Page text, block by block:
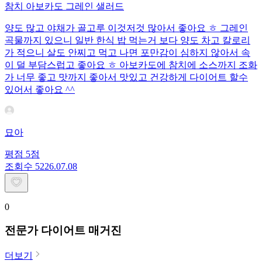
참치 아보카도 그레인 샐러드
양도 많고 야채가 골고루 이것저것 많아서 좋아요 ㅎ 그레인
곡물까지 있으니 일반 한식 밥 먹는거 보다 양도 차고 칼로리
가 적으니 살도 안찌고 먹고 나면 포만감이 심하지 않아서 속
이 덜 부담스럽고 좋아요 ㅎ 아보카도에 참치에 소스까지 조화
가 너무 좋고 맛까지 좋아서 맛있고 건강하게 다이어트 할수
있어서 좋아요 ^^
묘아
평점 5점
조회수 5226.07.08
0
전문가 다이어트 매거진
더보기